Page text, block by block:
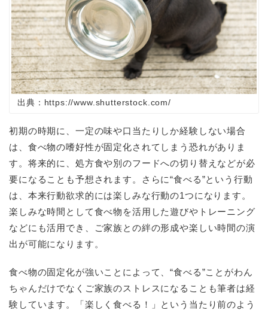
出典：https://www.shutterstock.com/
初期の時期に、一定の味や口当たりしか経験しない場合
は、食べ物の嗜好性が固定化されてしまう恐れがありま
す。将来的に、処方食や別のフードへの切り替えなどが必
要になることも予想されます。さらに“食べる”という行動
は、本来行動欲求的には楽しみな行動の1つになります。
楽しみな時間として食べ物を活用した遊びやトレーニング
などにも活用でき、ご家族との絆の形成や楽しい時間の演
出が可能になります。
食べ物の固定化が強いことによって、“食べる”ことがわん
ちゃんだけでなくご家族のストレスになることも筆者は経
験しています。「楽しく食べる！」という当たり前のよう